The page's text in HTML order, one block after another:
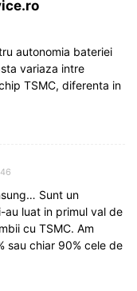
autonomia bateriei
variaza intre
TSMC, diferenta in
Sunt un
au luat in primul val de
cu TSMC. Am
sau chiar 90% cele de